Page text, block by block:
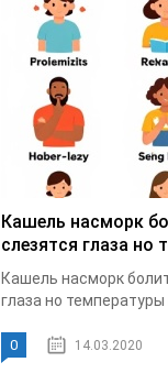
Кашель насморк
слезятся глаза но
Кашель насморк
глаза но температуры
0 14.03.2020